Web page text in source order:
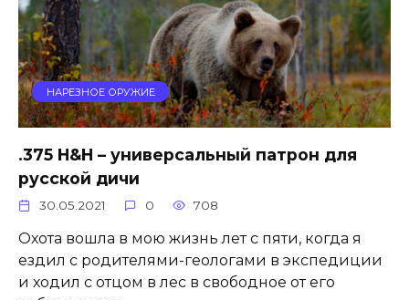
НАРЕЗНОЕ ОРУЖИЕ
.375 H&H – универсальный патрон для
русской дичи
30.05.2021 0 708
Охота вошла в мою жизнь лет с пяти, когда я
ездил с родителями-геологами в экспедиции
и ходил с отцом в лес в свободное от его